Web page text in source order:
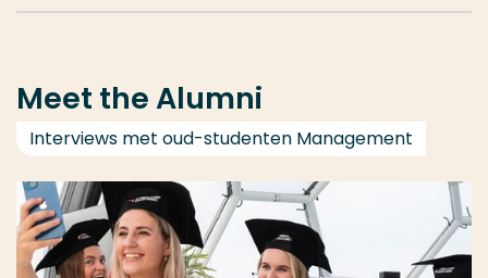
Meet the Alumni
Interviews met oud-studenten Management